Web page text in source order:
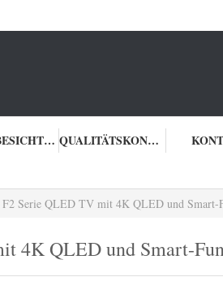
WERKSBESICHTIGUNG QUALITÄTSKONTROLLE
Serie QLED TV mit 4K QLED und Smart-
4K QLED und Smart-